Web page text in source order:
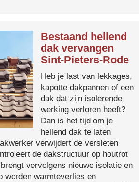
Bestaand hellend
dak vervangen
Sint-Pieters-Rode
Heb je last van lekkages,
kapotte dakpannen of een
dak dat zijn isolerende
werking verloren heeft?
Dan is het tijd om je
hellend dak te laten
verwijdert de versleten
de dakstructuur op houtrot
vervolgens nieuwe isolatie en
worden warmteverlies en